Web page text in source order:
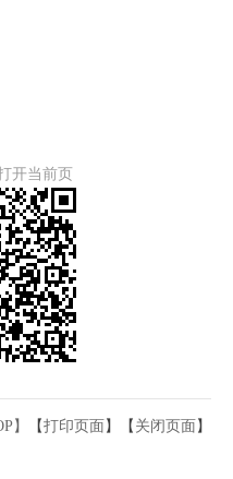
开当前页
】 【打印页面 】【 关闭页面 】